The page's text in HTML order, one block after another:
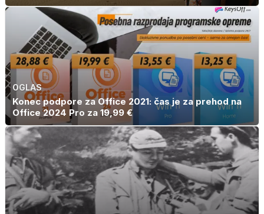
OGLAS
Konec podpore za Office 2021: čas je za prehod na
Office 2024 Pro za 19,99 €